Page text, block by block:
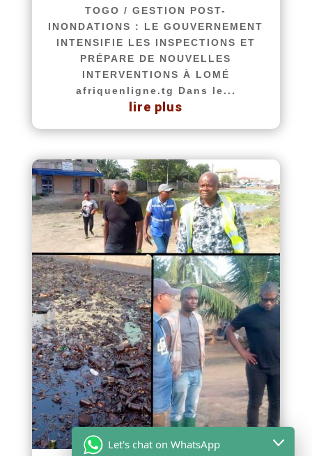
TOGO / GESTION POST-
INONDATIONS : LE GOUVERNEMENT
INTENSIFIE LES INSPECTIONS ET
PRÉPARE DE NOUVELLES
INTERVENTIONS À LOMÉ
afriquenligne.tg Dans le...
lire plus
Let's chat on WhatsApp